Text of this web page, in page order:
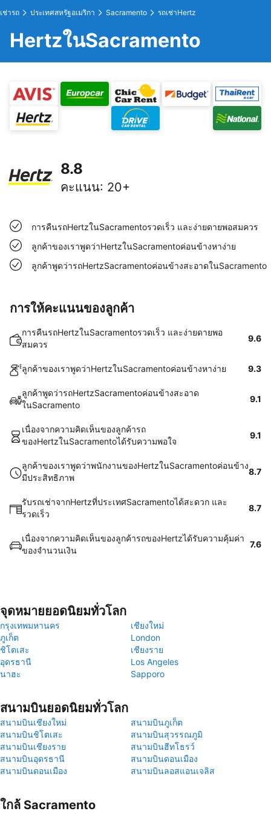
เช่ารถ ประเทศสหรัฐอเมริกา Sacramento รถเช่าHertz
HertzในSacramento
8.8
คะแนน: 20+
การคืนรถHertzในSacramentoรวดเร็ว และง่ายดายพอสมควร
ลูกค้าของเราพูดว่าHertzในSacramentoค่อนข้างหาง่าย
ลูกค้าพูดว่ารถHertzSacramentoค่อนข้างสะอาดในSacramento
การให้คะแนนของลูกค้า
การคืนรถHertzในSacramentoรวดเร็ว และง่ายดายพอ
สมควร
9.6
ลูกค้าของเราพูดว่าHertzในSacramentoค่อนข้างหาง่าย 9.3
ลูกค้าพูดว่ารถHertzSacramentoค่อนข้างสะอาด
ในSacramento
9.1
เนื่องจากความคิดเห็นของลูกค้ารถ
ของHertzในSacramentoได้รับความพอใจ
9.1
ลูกค้าของเราพูดว่าพนักงานของHertzในSacramentoค่อนข้าง
มีประสิทธิภาพ
8.7
รับรถเช่าจากHertzที่ประเทศSacramentoได้สะดวก และ
รวดเร็ว
8.7
เนื่องจากความคิดเห็นของลูกค้ารถของHertzได้รับความคุ้มค่า
ของจำนวนเงิน
7.6
จุดหมายยอดนิยมทั่วโลก
กรุงเทพมหานคร
เชียงใหม่
ภูเก็ต
London
ชิโตเสะ
เชียงราย
อุดรธานี
Los Angeles
นาฮะ
Sapporo
สนามบินยอดนิยมทั่วโลก
สนามบินเชียงใหม่
สนามบินภูเก็ต
สนามบินชิโตเสะ
สนามบินสุวรรณภูมิ
สนามบินเชียงราย
สนามบินฮีทโธรว์
สนามบินอุดรธานี
สนามบินดอนเมือง
สนามบินดอนเมือง
สนามบินลอสแอนเจลิส
ใกล้ Sacramento